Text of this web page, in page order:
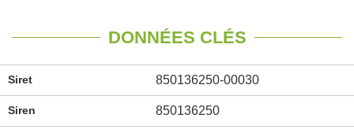
DONNÉES CLÉS
Siret 850136250-00030
Siren 850136250